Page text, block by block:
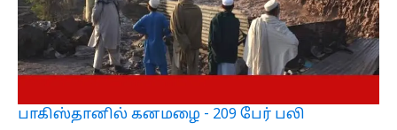
பாகிஸ்தானில் கனமழை - 209 பேர் பலி